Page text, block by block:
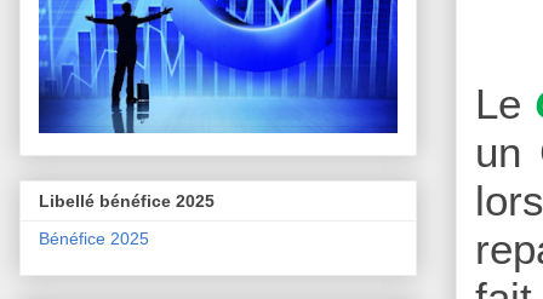
Le
un
Libellé bénéfice 2025
Bénéfice 2025